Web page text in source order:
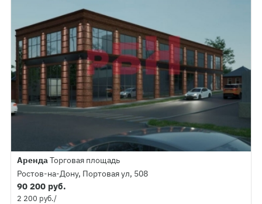
АрендаТорговая площадь
Ростов-на-Дону, Портовая ул, 508
90 200 руб.
2 200 руб./